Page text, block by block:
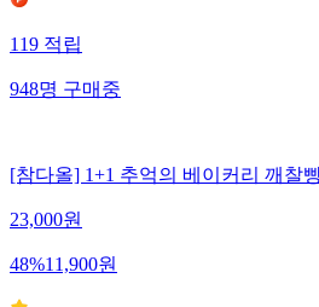
119적립
948명구매중
[참다올] 1+1 추억의 베이커리 깨찰
23,000원
48%11,900원